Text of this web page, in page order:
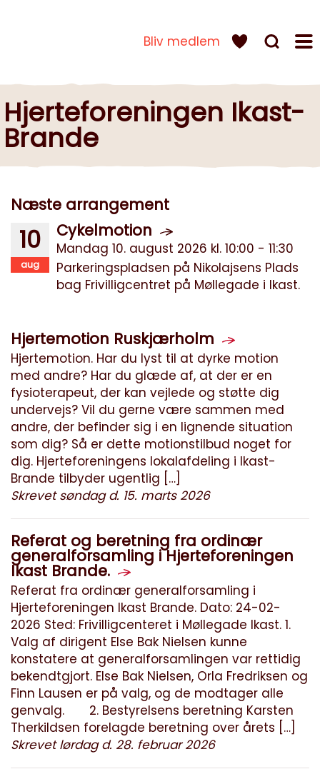
Bliv medlem
Hjerteforeningen Ikast-
Brande
Næste arrangement
10
aug
Cykelmotion
Mandag 10. august 2026 kl. 10:00 - 11:30
Parkeringspladsen på Nikolajsens Plads
bag Frivilligcentret på Møllegade i Ikast.
Hjertemotion Ruskjærholm
Hjertemotion. Har du lyst til at dyrke motion
med andre? Har du glæde af, at der er en
fysioterapeut, der kan vejlede og støtte dig
undervejs? Vil du gerne være sammen med
andre, der befinder sig i en lignende situation
som dig? Så er dette motionstilbud noget for
dig. Hjerteforeningens lokalafdeling i Ikast-
Brande tilbyder ugentlig […]
Skrevet søndag d. 15. marts 2026
Referat og beretning fra ordinær
generalforsamling i Hjerteforeningen
Ikast Brande.
Referat fra ordinær generalforsamling i
Hjerteforeningen Ikast Brande. Dato: 24-02-
2026 Sted: Frivilligcenteret i Møllegade Ikast. 1.
Valg af dirigent Else Bak Nielsen kunne
konstatere at generalforsamlingen var rettidig
bekendtgjort. Else Bak Nielsen, Orla Fredriksen og
Finn Lausen er på valg, og de modtager alle
genvalg. 2. Bestyrelsens beretning Karsten
Therkildsen forelagde beretning over årets […]
Skrevet lørdag d. 28. februar 2026